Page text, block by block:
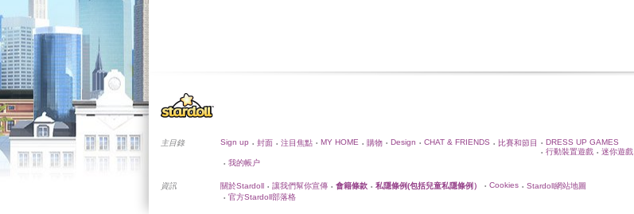
主目錄 Sign up • 封面 • 注目焦點 • MY HOME • 購物 • Design • CHAT & FRIENDS • 比賽和節目 • DRESS UP GAMES
• 行動裝置遊戲 • 迷你遊戲
• 我的帳户
資訊 關於Stardoll • 讓我們幫你宣傳 • 會籍條款 • 私隱條例(包括兒童私隱條例） • Cookies • Stardoll網站地圖
• 官方Stardoll部落格